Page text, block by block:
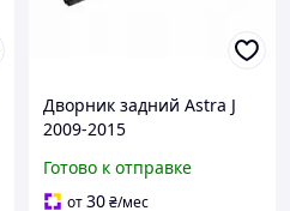
Дворник задний Astra J
2009-2015
Готово к отправке
от30₴/мес